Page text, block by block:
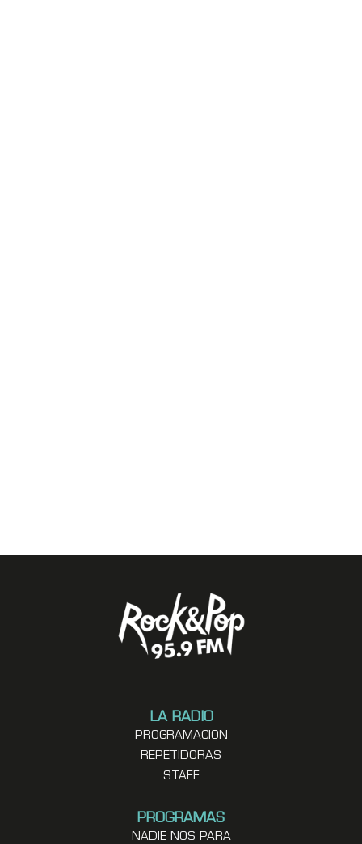
LA RADIO
PROGRAMACION
REPETIDORAS
STAFF
PROGRAMAS
NADIE NOS PARA